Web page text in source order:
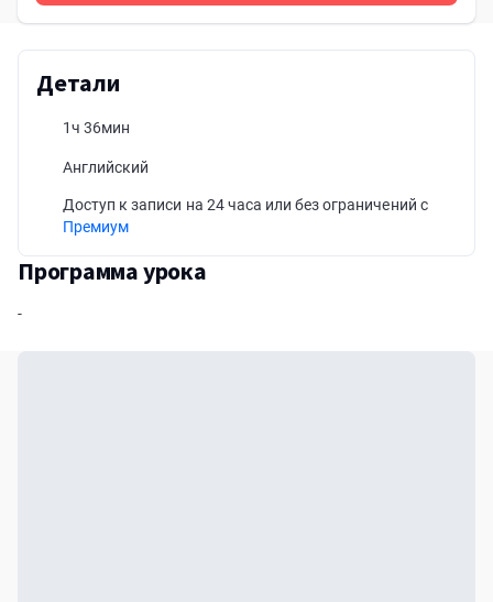
Детали
1ч 36мин
Английский
Доступ к записи на 24 часа или без ограничений с
Премиум
Программа урока
-